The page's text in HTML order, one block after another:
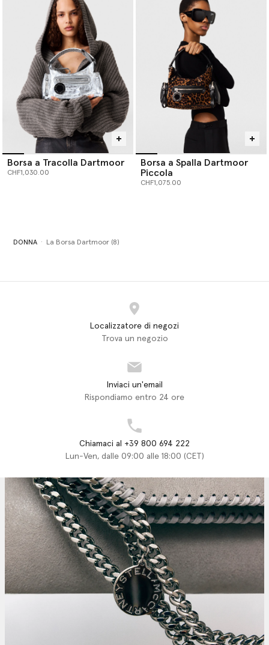
Borsa a Tracolla Dartmoor
CHF1,030.00
Borsa a Spalla Dartmoor
Piccola
CHF1,075.00
DONNA La Borsa Dartmoor (8)
Localizzatore di negozi
Trova un negozio
Inviaci un'email
Rispondiamo entro 24 ore
Chiamaci al +39 800 694 222
Lun-Ven, dalle 09:00 alle 18:00 (CET)